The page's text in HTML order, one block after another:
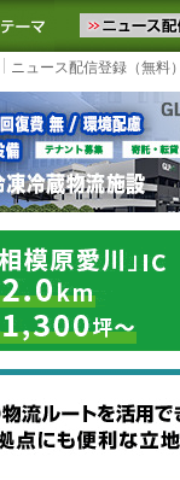
届けします。物
に追加 よく見るテー
ニュース配信登録（無料）